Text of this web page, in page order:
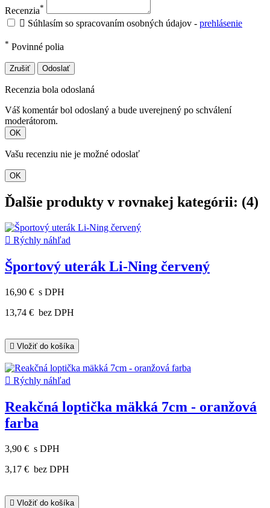
Recenzia*
 Súhlasím so spracovaním osobných údajov - prehlásenie
* Povinné polia
Zrušiť Odoslať
Recenzia bola odoslaná
Váš komentár bol odoslaný a bude uverejnený po schválení
moderátorom.
OK
Vašu recenziu nie je možné odoslať
OK
Ďalšie produkty v rovnakej kategórii: (4)
 Rýchly náhľad
Športový uterák Li-Ning červený
16,90 € s DPH
13,74 € bez DPH
 Vložiť do košíka
 Rýchly náhľad
Reakčná loptička mäkká 7cm - oranžová
farba
3,90 € s DPH
3,17 € bez DPH
 Vložiť do košíka